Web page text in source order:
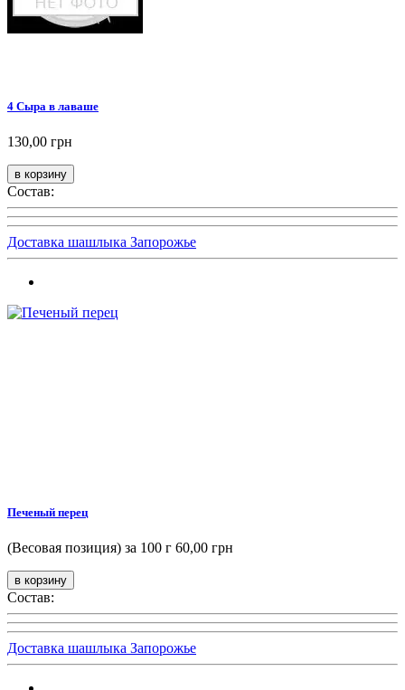
4 Сыра в лаваше
130,00 грн
Состав:
Доставка шашлыка Запорожье
Печеный перец
(Весовая позиция) за 100 г 60,00 грн
Состав:
Доставка шашлыка Запорожье